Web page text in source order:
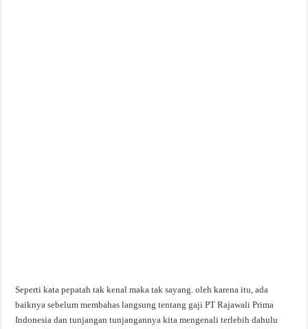
Seperti kata pepatah tak kenal maka tak sayang. oleh karena itu, ada
baiknya sebelum membahas langsung tentang gaji PT Rajawali Prima
Indonesia dan tunjangan tunjangannya kita mengenali terlebih dahulu